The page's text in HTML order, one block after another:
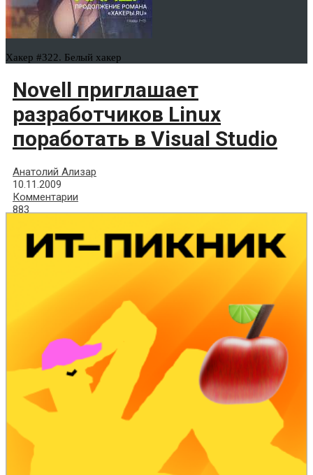
Хакер #322. Белый хакер
Novell приглашает
разработчиков Linux
поработать в Visual Studio
Анатолий Ализар
10.11.2009
Комментарии
883